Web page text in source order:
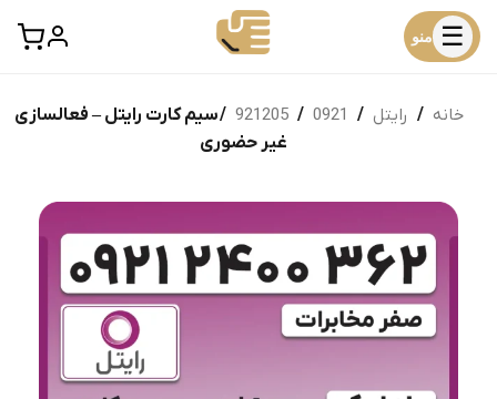
☰ منو
خانه / رایتل /
0921
/
921205 / سیم کارت رایتل – فعالسازی
غیر حضوری